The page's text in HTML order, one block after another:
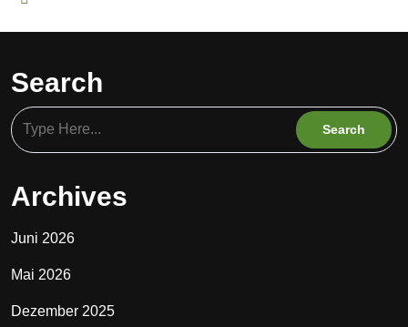
Search
Archives
Juni 2026
Mai 2026
Dezember 2025